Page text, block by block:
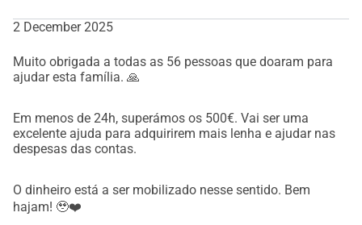
2 December 2025
Muito obrigada a todas as 56 pessoas que doaram para
ajudar esta família. 🙏
Em menos de 24h, superámos os 500€. Vai ser uma
excelente ajuda para adquirirem mais lenha e ajudar nas
despesas das contas.
O dinheiro está a ser mobilizado nesse sentido. Bem
hajam! 🥹❤️